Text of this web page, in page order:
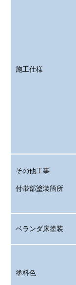
施工仕様
その他工事
付帯部塗装箇所
ベランダ床塗装
塗料色